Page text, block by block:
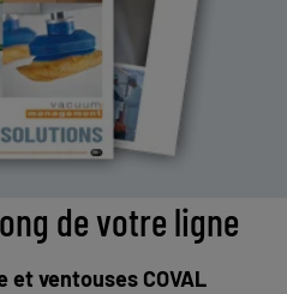
de votre ligne
et ventouses COVAL